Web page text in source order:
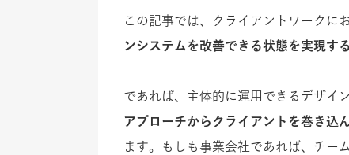
この記事では、クライアントワークに
ンシステムを改善できる状態を実現す
であれば、主体的に運用できるデザイ
アプローチから クライアントを巻き込
ます。もしも事業会社であれば、チー